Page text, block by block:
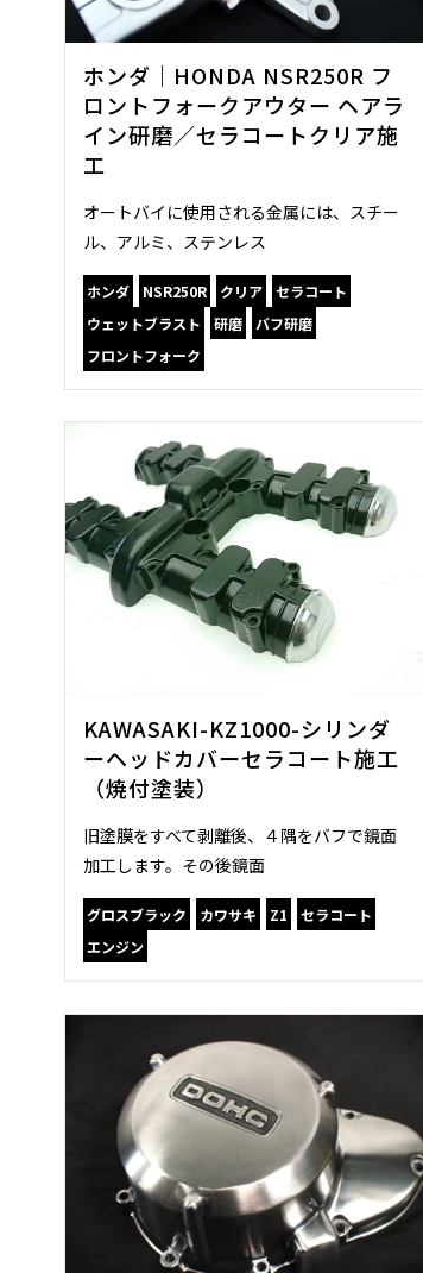
ホンダ｜HONDA NSR250R フ
ロントフォークアウター ヘアラ
イン研磨／セラコートクリア施
工
オートバイに使用される金属には、スチー
ル、アルミ、ステンレス
ホンダ NSR250R クリア
セラコート
ウェットブラスト
研磨
バフ研磨
フロントフォーク
KAWASAKI-KZ1000-シリンダ
ーヘッドカバーセラコート施工
（焼付塗装）
旧塗膜をすべて剥離後、４隅をバフで鏡面
加工します。その後鏡面
グロスブラック カワサキ Z1
セラコート
エンジン